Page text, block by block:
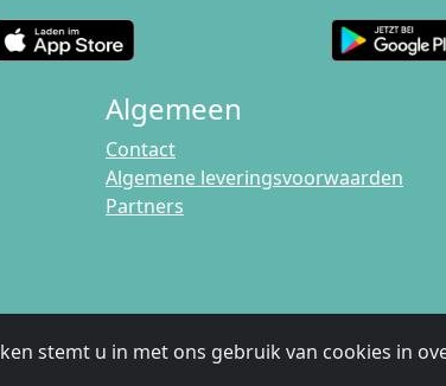
Algemeen
Contact
Algemene leveringsvoorwaarden
Partners
stemt u in met ons gebruik van cookies in